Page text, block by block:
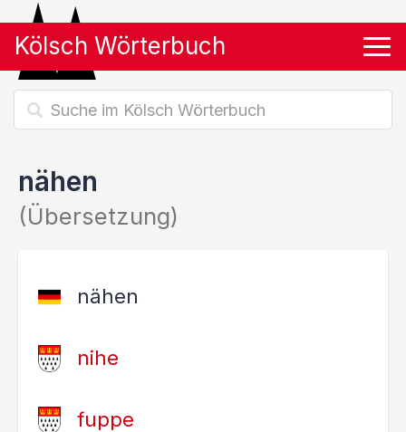
Kölsch Wörterbuch
nähen
(Übersetzung)
nähen
nihe
fuppe